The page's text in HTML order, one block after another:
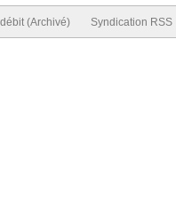
(Archivé) Syndication RSS